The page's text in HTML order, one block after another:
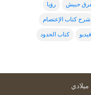
حبيش رؤيا
شرح كتاب الإعتصام
فيديو كتاب الحدود